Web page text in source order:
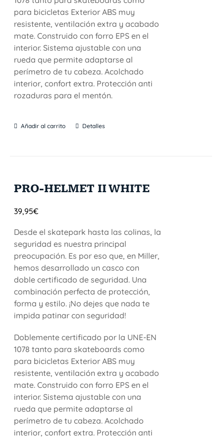
para bicicletas Exterior ABS muy
resistente, ventilación extra y acabado
mate. Construido con forro EPS en el
interior. Sistema ajustable con una
rueda que permite adaptarse al
perímetro de tu cabeza. Acolchado
interior, confort extra. Protección anti
rozaduras para el mentón.
Añadir al carrito Detalles
PRO-HELMET II WHITE
39,95€
Desde el skatepark hasta las colinas, la
seguridad es nuestra principal
preocupación. Es por eso que, en Miller,
hemos desarrollado un casco con
doble certificado de seguridad. Una
combinación perfecta de protección,
forma y estilo. ¡No dejes que nada te
impida patinar con seguridad!
Doblemente certificado por la UNE-EN
1078 tanto para skateboards como
para bicicletas Exterior ABS muy
resistente, ventilación extra y acabado
mate. Construido con forro EPS en el
interior. Sistema ajustable con una
rueda que permite adaptarse al
perímetro de tu cabeza. Acolchado
interior, confort extra. Protección anti